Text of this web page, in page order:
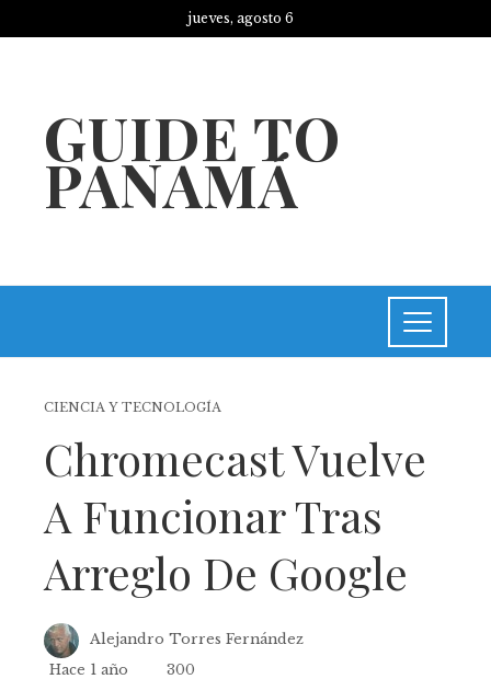
jueves, agosto 6
GUIDE TO
PANAMÁ
CIENCIA Y TECNOLOGÍA
Chromecast Vuelve
A Funcionar Tras
Arreglo De Google
Alejandro Torres Fernández
Hace 1 año
300